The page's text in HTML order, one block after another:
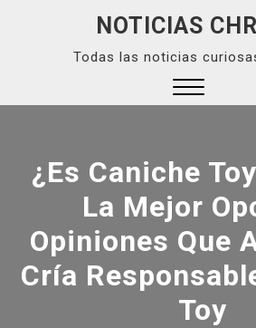
NOTICIAS
Todas las noticias
¿Es Caniche
La Mejor
Opiniones Que
Cría
Toy